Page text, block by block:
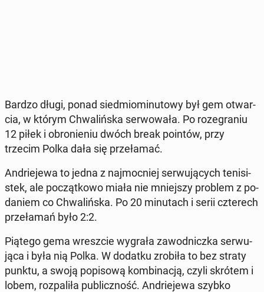
Bardzo długi, ponad sied­mio­mi­nu­to­wy był gem otwar­
cia, w którym Chwa­liń­ska ser­wo­wa­ła. Po ro­ze­gra­niu
12 piłek i obro­nie­niu dwóch break pointów, przy
trzecim Polka dała się prze­ła­mać.
An­drie­je­wa to jedna z naj­moc­niej ser­wu­ją­cych te­ni­si­
stek, ale po­cząt­ko­wo miała nie mniej­szy problem z po­
da­niem co Chwa­liń­ska. Po 20 mi­nu­tach i serii czte­rech
prze­ła­mań było 2:2.
Piątego gema wresz­cie wygrała za­wod­nicz­ka ser­wu­
ją­ca i była nią Polka. W dodatku zrobiła to bez straty
punktu, a swoją po­pi­so­wą kom­bi­na­cją, czyli skrótem i
lobem, roz­pa­li­ła pu­blicz­ność. An­drie­je­wa szybko